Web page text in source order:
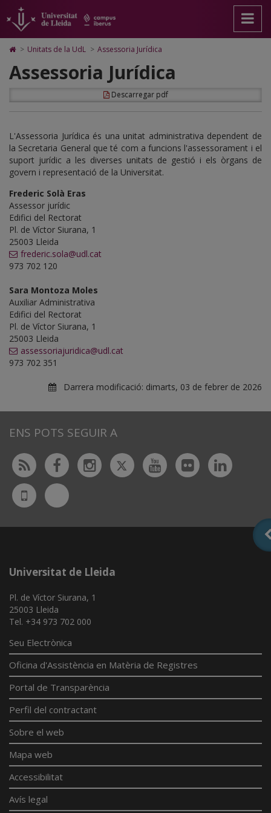
Assessoria
Jurídica
pàgina
principal.
Universitat
contingut
principal
pàgina
Mapa
Web.
Universitat
Lleida
Cerca
Accessibilitat.
Universitat
Lleida
Icono
Home
para
a
la
de
inicio
> Unitats de la UdL > Assessoria Jurídica
Assessoria Jurídica
Descarregar pdf
L'Assessoria Jurídica és una unitat administrativa dependent de
la Secretaria General que té com a funcions l'assessorament i el
suport jurídic a les diverses unitats de gestió i els òrgans de
govern i representació de la Universitat.
Frederic Solà Eras
Assessor jurídic
Edifici del Rectorat
Pl. de Víctor Siurana, 1
25003 Lleida
frederic.sola@udl.cat
973 702 120
Sara Montoza Moles
Auxiliar Administrativa
Edifici del Rectorat
Pl. de Víctor Siurana, 1
25003 Lleida
assessoriajuridica@udl.cat
973 702 351
Darrera modificació: dimarts, 03 de febrer de 2026
ENS POTS SEGUIR A
Rss FacebookInstagram
TwitterYoutubeFlickr
UdL
App
Bluesky
Universitat de Lleida
Pl. de Víctor Siurana, 1
25003 Lleida
Tel. +34 973 702 000
Seu Electrònica
Oficina d'Assistència en Matèria de Registres
Portal de Transparència
Perfil del contractant
Sobre el web
Mapa web
Accessibilitat
Avís legal